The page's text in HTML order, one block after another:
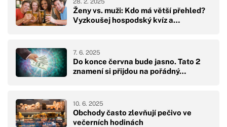
Ženy vs. muži: Kdo má větší přehled?
Vyzkoušej hospodský kvíz a…
28. 2. 2025
Do konce června bude jasno. Tato 2
znamení si přijdou na pořádný…
7. 6. 2025
Obchody často zlevňují pečivo ve
večerních hodinách
10. 6. 2025